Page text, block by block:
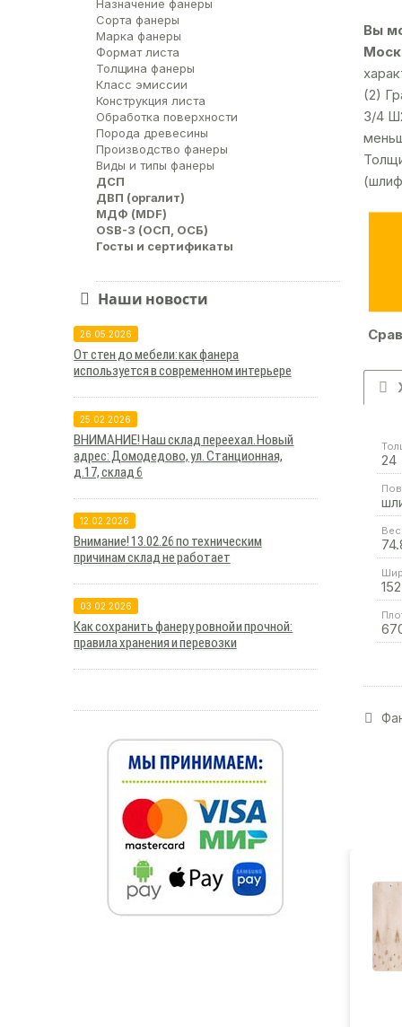
Назначение фанеры
Сорта фанеры
Марка фанеры
Формат листа
Толщина фанеры
Класс эмиссии
Конструкция листа
Обработка поверхности
Порода древесины
Производство фанеры
Виды и типы фанеры
ДСП
ДВП (оргалит)
МДФ (MDF)
OSB-3 (ОСП, ОСБ)
Госты и сертификаты
Наши новости
26.05.2026
От стен до мебели: как фанера
используется в современном интерьере
25.02.2026
ВНИМАНИЕ! Наш склад переехал. Новый
адрес: Домодедово, ул. Станционная,
д.17, склад 6
12.02.2026
Внимание! 13.02.26 по техническим
причинам склад не работает
03.02.2026
Как сохранить фанеру ровной и прочной:
правила хранения и перевозки
Вы
(2)
3/4
24
Вес